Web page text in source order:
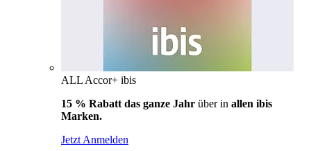
ALL Accor+ ibis
15 % Rabatt das ganze Jahr über in allen ibis
Marken.
Jetzt Anmelden